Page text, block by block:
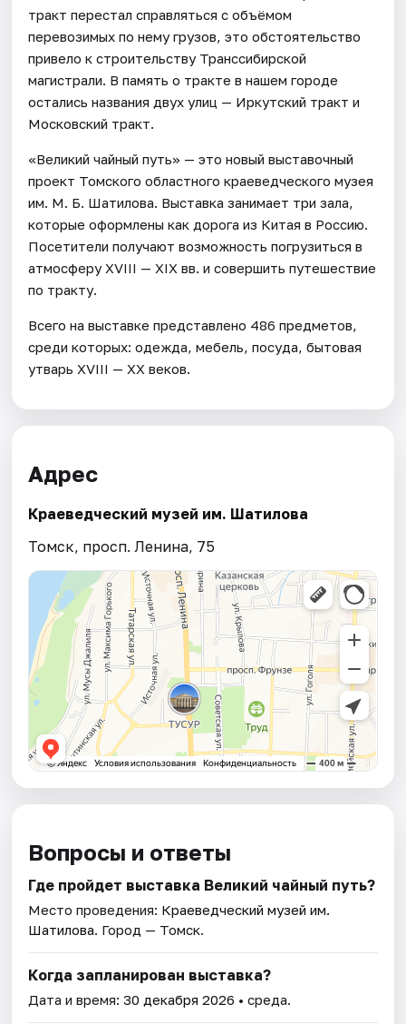
тракт перестал справляться с объёмом
перевозимых по нему грузов, это обстоятельство
привело к строительству Транссибирской
магистрали. В память о тракте в нашем городе
остались названия двух улиц — Иркутский тракт и
Московский тракт.
«Великий чайный путь» — это новый выставочный
проект Томского областного краеведческого музея
им. М. Б. Шатилова. Выставка занимает три зала,
которые оформлены как дорога из Китая в Россию.
Посетители получают возможность погрузиться в
атмосферу XVIII — XIX вв. и совершить путешествие
по тракту.
Всего на выставке представлено 486 предметов,
среди которых: одежда, мебель, посуда, бытовая
утварь XVIII — XX веков.
Адрес
Краеведческий музей им. Шатилова
Томск, просп. Ленина, 75
Вопросы и ответы
Где пройдет выставка Великий чайный путь?
Место проведения: Краеведческий музей им.
Шатилова. Город — Томск.
Когда запланирован выставка?
Дата и время:30 декабря 2026 • среда.